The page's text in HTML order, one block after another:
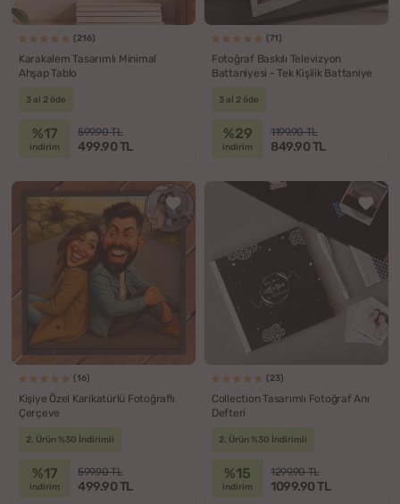
(216)
Karakalem Tasarımlı Minimal
Ahşap Tablo
3 al 2 öde
%17
indirim
599.90 TL
499.90 TL
(71)
Fotoğraf Baskılı Televizyon
Battaniyesi - Tek Kişilik Battaniye
3 al 2 öde
%29
indirim
1199.90 TL
849.90 TL
(16)
Kişiye Özel Karikatürlü Fotoğraflı
Çerçeve
2. Ürün %30 İndirimli
%17
indirim
599.90 TL
499.90 TL
(23)
Collection Tasarımlı Fotoğraf Anı
Defteri
2. Ürün %30 İndirimli
%15
indirim
1299.90 TL
1099.90 TL